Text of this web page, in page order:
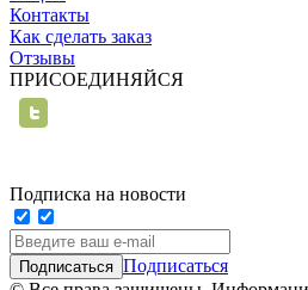
Контакты
Как сделать заказ
Отзывы
ПРИСОЕДИНЯЙСЯ
Подписка на новости
Подписаться